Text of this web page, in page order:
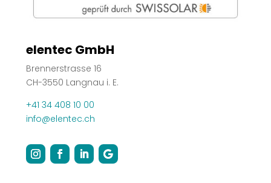
elentec GmbH
Brennerstrasse 16
CH-3550 Langnau i. E.
+41 34 408 10 00
info@elentec.ch